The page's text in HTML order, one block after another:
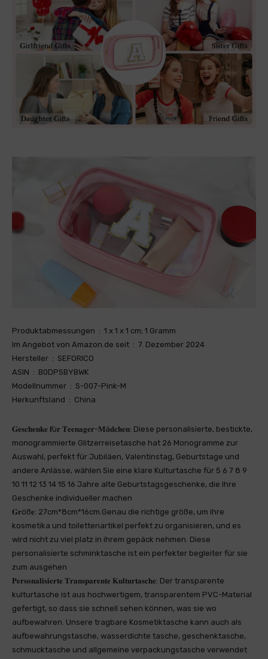
Produktabmessungen ‏ : ‎ 1 x 1 x 1 cm; 1 Gramm
Im Angebot von Amazon.de seit ‏ : ‎ 7. Dezember 2024
Hersteller ‏ : ‎ SEFORICO
ASIN ‏ : ‎ B0DPSBYBWK
Modellnummer ‏ : ‎ S-007-Pink-M
Herkunftsland ‏ : ‎ China
𝐆𝐞𝐬𝐜𝐡𝐞𝐧𝐤𝐞 𝐟ü𝐫 𝐓𝐞𝐞𝐧𝐚𝐠𝐞𝐫-𝐌ä𝐝𝐜𝐡𝐞𝐧: Diese personalisierte, bestickte,
monogrammierte Glitzerreisetasche hat 26 Monogramme zur
Auswahl, perfekt für Jubiläen, Valentinstag, Geburtstage und
andere Anlässe, wählen Sie eine klare Kulturtasche für 5 6 7 8 9
10 11 12 13 14 15 16 Jahre alte Geburtstagsgeschenke, die Ihre
Geschenke individueller machen
𝐆𝐫öß𝐞: 27cm*8cm*16cm.Genau die richtige größe, um ihre
kosmetika und toilettenartikel perfekt zu organisieren, und es
wird nicht zu viel platz in ihrem gepäck nehmen. Diese
personalisierte schminktasche ist ein perfekter begleiter für sie
zum ausgehen
𝐏𝐞𝐫𝐬𝐨𝐧𝐚𝐥𝐢𝐬𝐢𝐞𝐫𝐭𝐞 𝐓𝐫𝐚𝐧𝐬𝐩𝐚𝐫𝐞𝐧𝐭𝐞 𝐊𝐮𝐥𝐭𝐮𝐫𝐭𝐚𝐬𝐜𝐡𝐞: Der transparente
kulturtasche ist aus hochwertigem, transparentem PVC-Material
gefertigt, so dass sie schnell sehen können, was sie wo
aufbewahren. Unsere tragbare Kosmetiktasche kann auch als
aufbewahrungstasche, wasserdichte tasche, geschenktasche,
schmucktasche und allgemeine verpackungstasche verwendet